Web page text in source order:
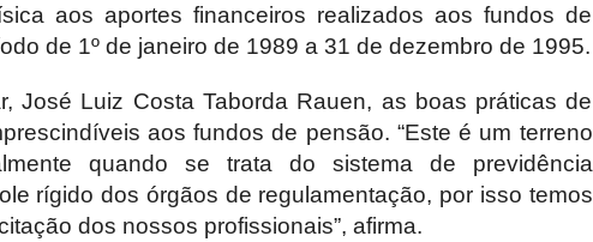
aos aportes financeiros realizados aos fundos de
de 1º de janeiro de 1989 a 31 de dezembro de 1995.
José Luiz Costa Taborda Rauen, as boas práticas de
aos fundos de pensão. “Este é um terreno
quando se trata do sistema de previdência
rígido dos órgãos de regulamentação, por isso temos
dos nossos profissionais”, afirma.